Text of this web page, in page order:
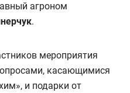
агроном
.
мероприятия
касающимися
и подарки от